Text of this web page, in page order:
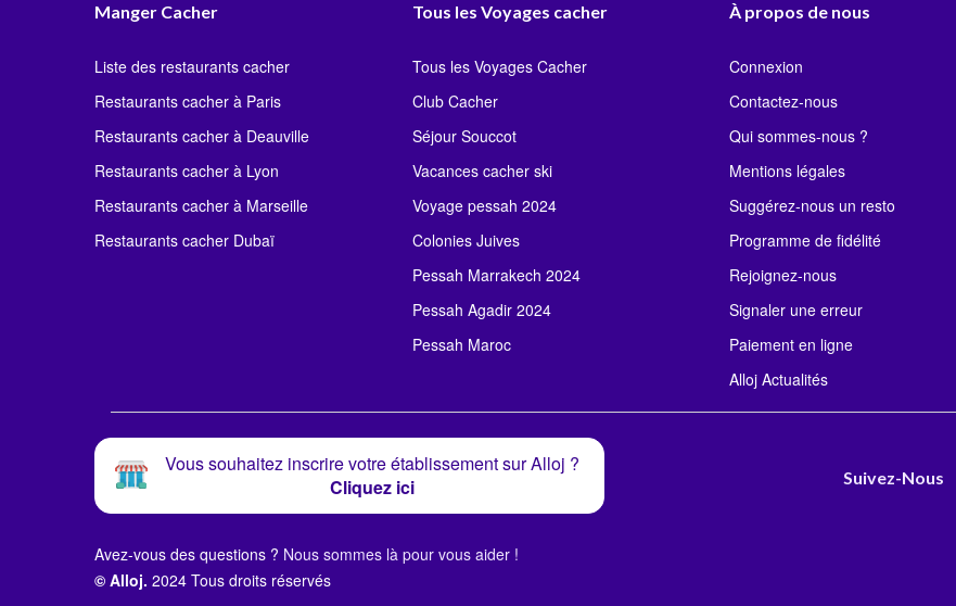
Manger Cacher
Liste des restaurants cacher
Restaurants cacher à Paris
Restaurants cacher à Deauville
Restaurants cacher à Lyon
Restaurants cacher à Marseille
Restaurants cacher Dubaï
Tous les Voyages cacher
Tous les Voyages Cacher
Club Cacher
Séjour Souccot
Vacances cacher ski
Voyage pessah 2024
Colonies Juives
Pessah Marrakech 2024
Pessah Agadir 2024
Pessah Maroc
À propos de nous
Connexion
Contactez-nous
Qui sommes-nous ?
Mentions légales
Suggérez-nous un resto
Programme de fidélité
Rejoignez-nous
Signaler une erreur
Paiement en ligne
Alloj Actualités
Vous souhaitez inscrire votre établissement sur Alloj ?
Cliquez ici
Suivez-Nous
Avez-vous des questions ? Nous sommes là pour vous aider !
© Alloj. 2024 Tous droits réservés